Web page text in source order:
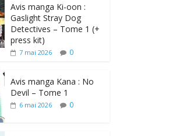
Avis manga Ki-oon :
Gaslight Stray Dog
Detectives – Tome 1 (+
press kit)
7 mai 2026 0
Avis manga Kana : No
Devil – Tome 1
6 mai 2026 0